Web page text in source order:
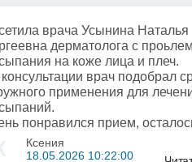
врача Усынина Наталья
дерматолога с
на коже лица и плеч.
врач подобрал
применения для
понравился прием,
Ксения
18.05.2026 10:22:00